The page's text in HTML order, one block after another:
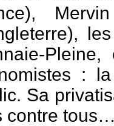
:
Sa
contre